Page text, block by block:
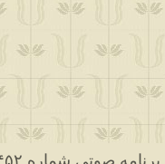
برنامه صوتی شماره ۴۵۲ گنج حضور